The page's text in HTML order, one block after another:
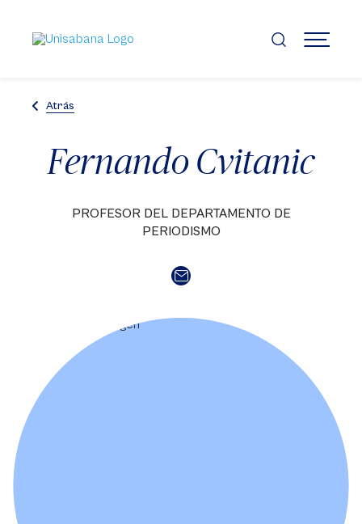
contenido
principal
MENÚ
Atrás
Fernando Cvitanic
PROFESOR DEL DEPARTAMENTO DE
PERIODISMO